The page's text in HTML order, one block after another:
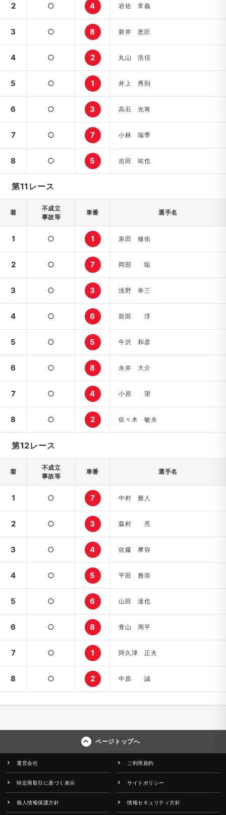
2 ○ 4 岩佐 常義
3 ○ 8 新井 恵匠
4 ○ 2 丸山 浩信
5 ○ 1 井上 秀則
6 ○ 3 高石 光将
7 ○ 7 小林 瑞季
8 ○ 5 吉田 祐也
第11レース
着
不成立
事故等
車番 選手名
1 ○ 1 泉田 修佑
2 ○ 7 岡部 聡
3 ○ 3 浅野 幸三
4 ○ 6 前田 淳
5 ○ 5 牛沢 和彦
6 ○ 8 永井 大介
7 ○ 4 小原 望
8 ○ 2 佐々木 敏夫
第12レース
着
不成立
事故等
車番 選手名
1 ○ 7 中村 雅人
2 ○ 3 森村 亮
3 ○ 4 佐藤 摩弥
4 ○ 5 平田 雅崇
5 ○ 6 山田 達也
6 ○ 8 青山 周平
7 ○ 1 阿久津 正夫
8 ○ 2 中原 誠
ページトップへ
運営会社 ご利用規約
特定商取引に基づく表示 サイトポリシー
個人情報保護方針 情報セキュリティ方針